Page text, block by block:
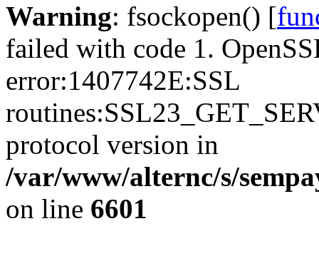
Warning: fsockopen() [
failed with code 1.
error:1407742E:SSL
protocol version in
/var/www/alternc/s/
on line 6601